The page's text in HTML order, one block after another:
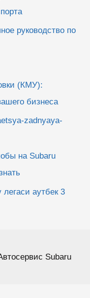
руководство по
(КМУ):
бизнеса
zadnyaya-
на Subaru
аутбек 3
Subaru